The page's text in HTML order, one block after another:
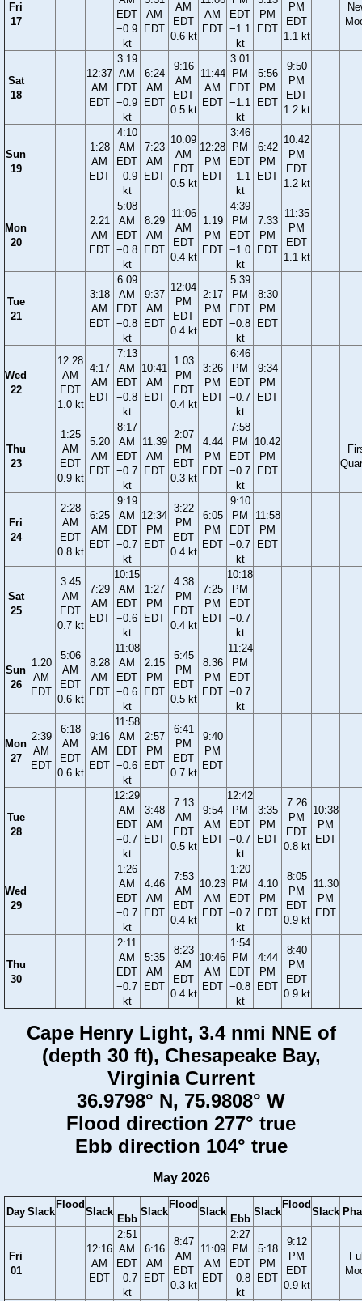
Fri
17
EDT
−0.9
kt
AM
EDT
AM
EDT
0.6 kt
AM
EDT
EDT
−1.1
kt
PM
EDT
PM
EDT
1.1 kt
Sat
18
12:37
AM
EDT
3:19
AM
EDT
−0.9
kt
6:24
AM
EDT
9:16
AM
EDT
0.5 kt
11:44
AM
EDT
3:01
PM
EDT
−1.1
kt
5:56
PM
EDT
9:50
PM
EDT
1.2 kt
Sun
19
1:28
AM
EDT
4:10
AM
EDT
−0.9
kt
7:23
AM
EDT
10:09
AM
EDT
0.5 kt
12:28
PM
EDT
3:46
PM
EDT
−1.1
kt
6:42
PM
EDT
10:42
PM
EDT
1.2 kt
Mon
20
2:21
AM
EDT
5:08
AM
EDT
−0.8
kt
8:29
AM
EDT
11:06
AM
EDT
0.4 kt
1:19
PM
EDT
4:39
PM
EDT
−1.0
kt
7:33
PM
EDT
11:35
PM
EDT
1.1 kt
Tue
21
3:18
AM
EDT
6:09
AM
EDT
−0.8
kt
9:37
AM
EDT
12:04
PM
EDT
0.4 kt
2:17
PM
EDT
5:39
PM
EDT
−0.8
kt
8:30
PM
EDT
Wed
22
12:28
AM
EDT
1.0 kt
4:17
AM
EDT
7:13
AM
EDT
−0.8
kt
10:41
AM
EDT
1:03
PM
EDT
0.4 kt
3:26
PM
EDT
6:46
PM
EDT
−0.7
kt
9:34
PM
EDT
Thu
23
1:25
AM
EDT
0.9 kt
5:20
AM
EDT
8:17
AM
EDT
−0.7
kt
11:39
AM
EDT
2:07
PM
EDT
0.3 kt
4:44
PM
EDT
7:58
PM
EDT
−0.7
kt
10:42
PM
EDT
Fri
24
2:28
AM
EDT
0.8 kt
6:25
AM
EDT
9:19
AM
EDT
−0.7
kt
12:34
PM
EDT
3:22
PM
EDT
0.4 kt
6:05
PM
EDT
9:10
PM
EDT
−0.7
kt
11:58
PM
EDT
Sat
25
3:45
AM
EDT
0.7 kt
7:29
AM
EDT
10:15
AM
EDT
−0.6
kt
1:27
PM
EDT
4:38
PM
EDT
0.4 kt
7:25
PM
EDT
10:18
PM
EDT
−0.7
kt
Sun
26
1:20
AM
EDT
5:06
AM
EDT
0.6 kt
8:28
AM
EDT
11:08
AM
EDT
−0.6
kt
2:15
PM
EDT
5:45
PM
EDT
0.5 kt
8:36
PM
EDT
11:24
PM
EDT
−0.7
kt
Mon
27
2:39
AM
EDT
6:18
AM
EDT
0.6 kt
9:16
AM
EDT
11:58
AM
EDT
−0.6
kt
2:57
PM
EDT
6:41
PM
EDT
0.7 kt
9:40
PM
EDT
Tue
28
12:29
AM
EDT
−0.7
kt
3:48
AM
EDT
7:13
AM
EDT
0.5 kt
9:54
AM
EDT
12:42
PM
EDT
−0.7
kt
3:35
PM
EDT
7:26
PM
EDT
0.8 kt
10:38
PM
EDT
Wed
29
1:26
AM
EDT
−0.7
kt
4:46
AM
EDT
7:53
AM
EDT
0.4 kt
10:23
AM
EDT
1:20
PM
EDT
−0.7
kt
4:10
PM
EDT
8:05
PM
EDT
0.9 kt
11:30
PM
EDT
Thu
30
2:11
AM
EDT
−0.7
kt
5:35
AM
EDT
8:23
AM
EDT
0.4 kt
10:46
AM
EDT
1:54
PM
EDT
−0.8
kt
4:44
PM
EDT
8:40
PM
EDT
0.9 kt
Cape Henry Light, 3.4 nmi NNE of
(depth 30 ft), Chesapeake Bay,
Virginia Current
36.9798° N, 75.9808° W
Flood direction 277° true
Ebb direction 104° true
May 2026
Day Slack
Flood
Slack
Ebb
Slack
Flood
Slack
Ebb
Slack
Flood
Slack
Fri
01
12:16
AM
EDT
2:51
AM
EDT
−0.7
kt
6:16
AM
EDT
8:47
AM
EDT
0.3 kt
11:09
AM
EDT
2:27
PM
EDT
−0.8
kt
5:18
PM
EDT
9:12
PM
EDT
0.9 kt